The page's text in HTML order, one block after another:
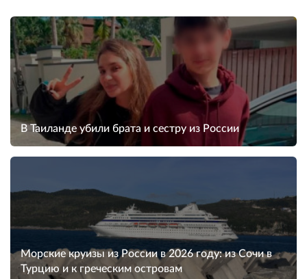
В Таиланде убили брата и сестру из России
Морские круизы из России в 2026 году: из Сочи в
Турцию и к греческим островам